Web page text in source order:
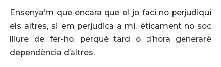
Ensenya’m que encara que el jo faci no perjudiqui
els altres, si em perjudica a mi, èticament no soc
lliure de fer-ho, perquè tard o d’hora generaré
dependència d’altres.